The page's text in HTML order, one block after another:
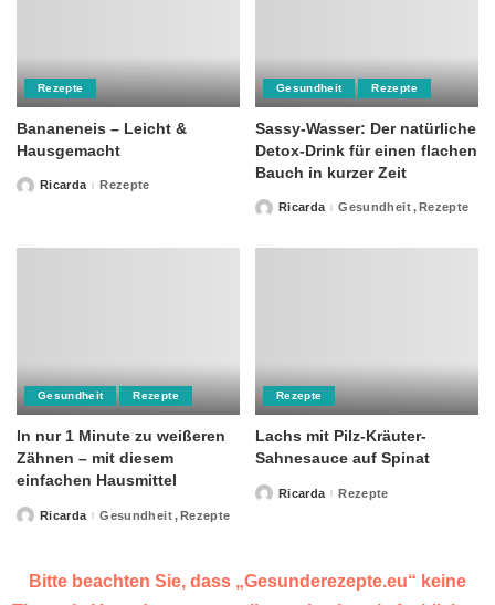
Rezepte
Bananeneis – Leicht &
Hausgemacht
PostedRicarda Rezepte
Gesundheit Rezepte
Sassy-Wasser: Der natürliche
Detox-Drink für einen flachen
Bauch in kurzer Zeit
PostedRicarda Gesundheit Rezepte
Gesundheit Rezepte
In nur 1 Minute zu weißeren
Zähnen – mit diesem
einfachen Hausmittel
PostedRicarda Gesundheit Rezepte
Rezepte
Lachs mit Pilz-Kräuter-
Sahnesauce auf Spinat
PostedRicarda Rezepte
Bitte beachten Sie, dass „Gesunderezepte.eu“ keine